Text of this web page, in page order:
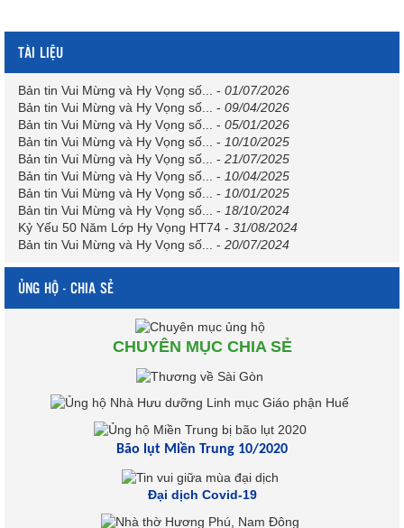
TÀI LIỆU
Bản tin Vui Mừng và Hy Vọng số... - 01/07/2026
Bản tin Vui Mừng và Hy Vọng số...
- 09/04/2026
Bản tin Vui Mừng và Hy Vọng số...
- 05/01/2026
Bản tin Vui Mừng và Hy Vọng số...
- 10/10/2025
Bản tin Vui Mừng và Hy Vọng số...
- 21/07/2025
Bản tin Vui Mừng và Hy Vọng số...
- 10/04/2025
Bản tin Vui Mừng và Hy Vọng số...
- 10/01/2025
Bản tin Vui Mừng và Hy Vọng số...
- 18/10/2024
Kỷ Yếu 50 Năm Lớp Hy Vọng HT74 - 31/08/2024
Bản tin Vui Mừng và Hy Vọng số...
- 20/07/2024
ỦNG HỘ - CHIA SẺ
CHUYÊN MỤC CHIA SẺ
Bão lụt Miền Trung 10/2020
Đại dịch Covid-19